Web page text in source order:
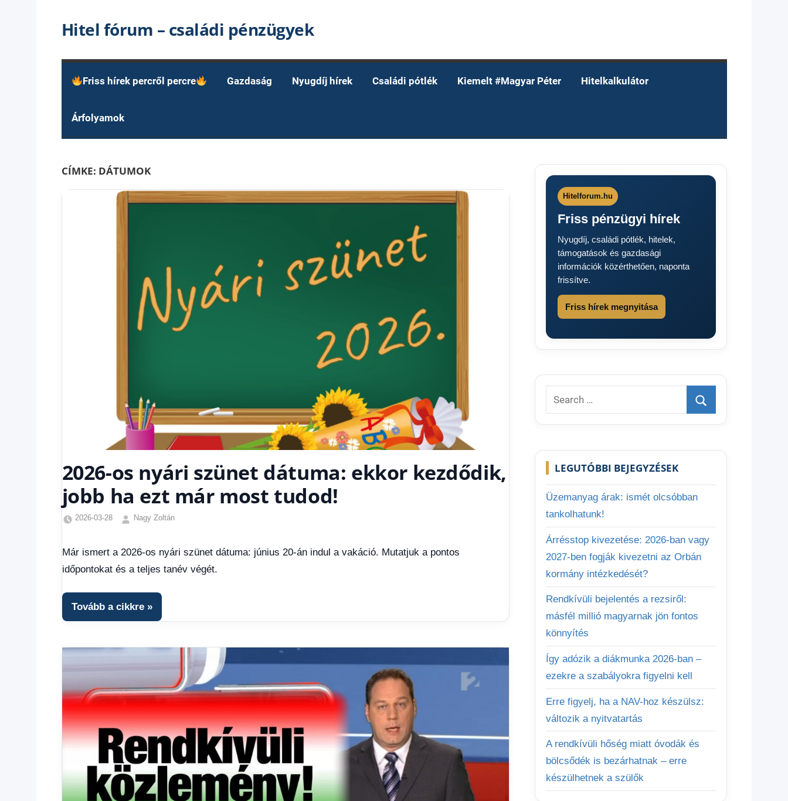
Hitel fórum – családi pénzügyek
Friss hírek percről percre Gazdaság Nyugdíj hírek Családi pótlék Kiemelt #Magyar Péter Hitelkalkulátor
Árfolyamok
CÍMKE: DÁTUMOK
2026-os nyári szünet dátuma: ekkor kezdődik,
jobb ha ezt már most tudod!
2026-03-28
Nagy Zoltán
hírek,
Gazdaság
kézből,
fórum,
Színes
,
Top
hírek
Már ismert a 2026-os nyári szünet dátuma: június 20-án indul a vakáció. Mutatjuk a pontos
időpontokat és a teljes tanév végét.
Tovább a cikkre
Hitelforum.hu
Friss pénzügyi hírek
Nyugdíj, családi pótlék, hitelek,
támogatások és gazdasági
információk közérthetően, naponta
frissítve.
Friss hírek megnyitása
Search
for:
Search
LEGUTÓBBI BEJEGYZÉSEK
Üzemanyag árak: ismét olcsóbban
tankolhatunk!
Árrésstop kivezetése: 2026-ban vagy
2027-ben fogják kivezetni az Orbán
kormány intézkedését?
Rendkívüli bejelentés a rezsiről:
másfél millió magyarnak jön fontos
könnyítés
Így adózik a diákmunka 2026-ban –
ezekre a szabályokra figyelni kell
Erre figyelj, ha a NAV-hoz készülsz:
változik a nyitvatartás
A rendkívüli hőség miatt óvodák és
bölcsődék is bezárhatnak – erre
készülhetnek a szülők